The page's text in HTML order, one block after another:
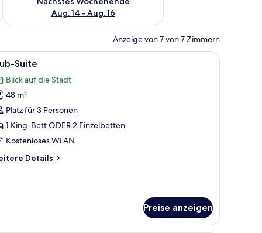
Aug. 14 - Aug. 16
Anzeige von 7 von 7 Zimmern
einem Schreibtisch mit Stuhl, einem Nachttisch mit Büchern und einer
Ein Hotelzimmer mit einem großen Bett,
7 Suite
Blick auf die Stadt
48 m²
Platz für 3 Personen
1 King-Bett ODER 2 Einzelbetten
Kostenloses WLAN
Details
Preise anzeigen